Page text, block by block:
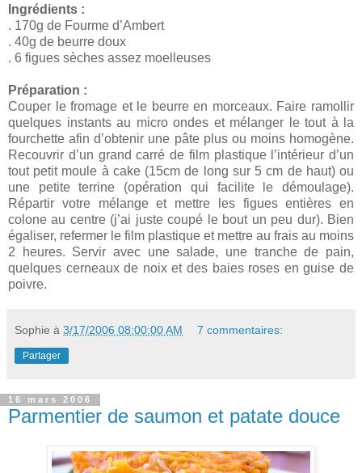
Ingrédients :
. 170g de Fourme d’Ambert
. 40g de beurre doux
. 6 figues sèches assez moelleuses
Préparation :
Couper le fromage et le beurre en morceaux. Faire ramollir
quelques instants au micro ondes et mélanger le tout à la
fourchette afin d’obtenir une pâte plus ou moins homogène.
Recouvrir d’un grand carré de film plastique l’intérieur d’un
tout petit moule à cake (15cm de long sur 5 cm de haut) ou
une petite terrine (opération qui facilite le démoulage).
Répartir votre mélange et mettre les figues entières en
colone au centre (j’ai juste coupé le bout un peu dur). Bien
égaliser, refermer le film plastique et mettre au frais au moins
2 heures. Servir avec une salade, une tranche de pain,
quelques cerneaux de noix et des baies roses en guise de
poivre.
Sophie à 3/17/2006 08:00:00 AM 7 commentaires:
Partager
16 mars 2006
Parmentier de saumon et patate douce